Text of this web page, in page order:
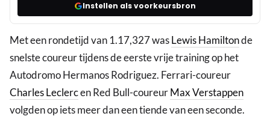
Instellen als voorkeursbron
Met een rondetijd van 1.17,327 wasLewis Hamiltonde
snelste coureur tijdens de eerste vrije training op het
Autodromo Hermanos Rodriguez. Ferrari-coureur
Charles Leclercen Red Bull-coureurMax Verstappen
volgden op iets meer dan een tiende van een seconde.